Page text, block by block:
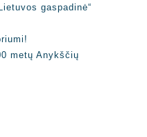
gaspadinė“
metų Anykščių